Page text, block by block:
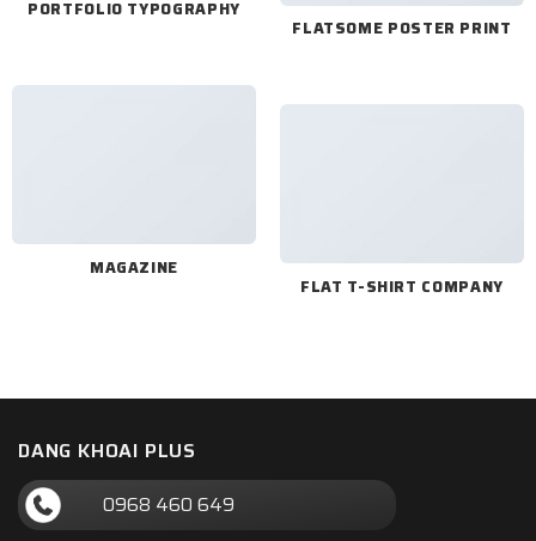
PORTFOLIO TYPOGRAPHY
FLATSOME POSTER PRINT
MAGAZINE
FLAT T-SHIRT COMPANY
DANG KHOAI PLUS
0968 460 649